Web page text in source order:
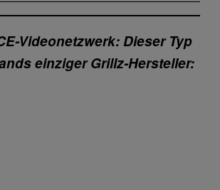
Videonetzwerk: Dieser Typ
einziger Grillz-Hersteller: